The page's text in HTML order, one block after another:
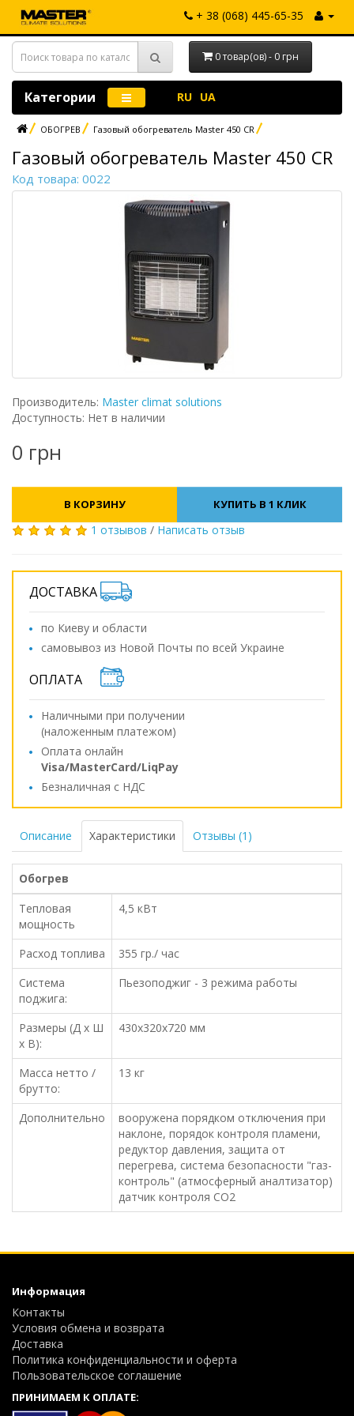
+ 38 (068) 445-65-35
0 товар(ов) - 0 грн
Категории RU UA
ОБОГРЕВ Газовый обогреватель Master 450 CR
Газовый обогреватель Master 450 CR
Код товара: 0022
Производитель: Master climat solutions
Доступность: Нет в наличии
0 грн
В КОРЗИНУ КУПИТЬ В 1 КЛИК
1 отзывов / Написать отзыв
ДОСТАВКА
по Киеву и области
самовывоз из Новой Почты по всей Украине
ОПЛАТА
Наличными при получении
(наложенным платежом)
Оплата онлайн
Visa/MasterCard/LiqPay
Безналичная с НДС
Описание Характеристики Отзывы (1)
Обогрев
Тепловая
мощность
4,5 кВт
Расход топлива
355 гр./ час
Система
поджига:
Пьезоподжиг - 3 режима работы
Размеры (Д х Ш
х В):
430x320x720 мм
Масса нетто /
брутто:
13 кг
Дополнительно
вооружена порядком отключения при
наклоне, порядок контроля пламени,
редуктор давления, защита от
перегрева, система безопасности "газ-
контроль" (атмосферный аналтизатор)
датчик контроля СО2
Информация
Контакты
Условия обмена и возврата
Доставка
Политика конфиденциальности и оферта
Пользовательское соглашение
ПРИНИМАЕМ К ОПЛАТЕ: